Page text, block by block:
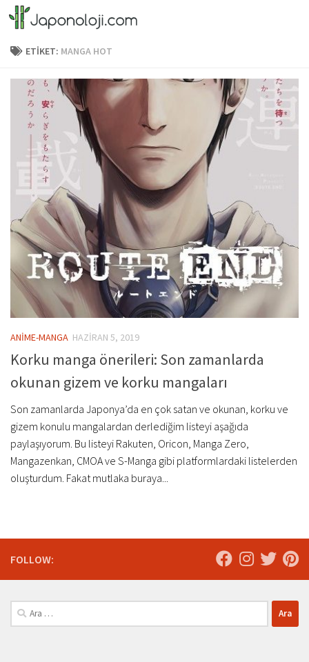
Skip to content
ETIKET: MANGA HOT
ANİME-MANGA HAZIRAN 5, 2019
Korku manga önerileri: Son zamanlarda
okunan gizem ve korku mangaları
Son zamanlarda Japonya’da en çok satan ve okunan, korku ve
gizem konulu mangalardan derlediğim listeyi aşağıda
paylaşıyorum. Bu listeyi Rakuten, Oricon, Manga Zero,
Mangazenkan, CMOA ve S-Manga gibi platformlardaki listelerden
oluşturdum. Fakat mutlaka buraya...
FOLLOW:
Arama: